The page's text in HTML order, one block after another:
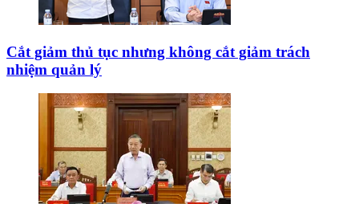
Cắt giảm thủ tục nhưng không cắt giảm trách
nhiệm quản lý